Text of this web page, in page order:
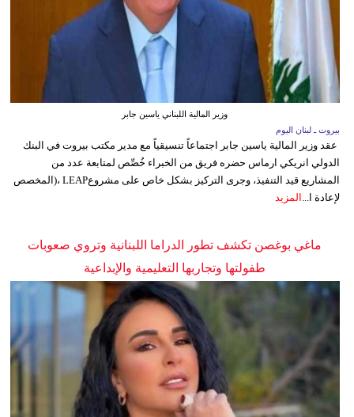
وزير المالية اللبناني ياسين جابر
بيروت ـ لبنان اليوم
عقد وزير المالية ياسين جابر اجتماعاً تنسيقياً مع مدير مكتب بيروت في البنك
الدولي انريكي ارماس حضره فريق من الخبراء خُصِّص لمتابعة عدد من
المشاريع قيد التنفيذ، وجرى التركيز بشكل خاص على مشروعLEAP ،(المخصص
لإعادة ا...
المزيد
ماغي بوغصن تكشف تطور الدراما اللبنانية وتروي صعوبات
طفولتها وتجاربها التعليمية والإبداعية